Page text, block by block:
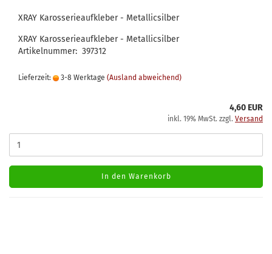
XRAY Karosserieaufkleber - Metallicsilber
XRAY Karosserieaufkleber - Metallicsilber
Artikelnummer: 397312
Lieferzeit: 3-8 Werktage (Ausland abweichend)
4,60 EUR
inkl. 19% MwSt. zzgl. Versand
In den Warenkorb